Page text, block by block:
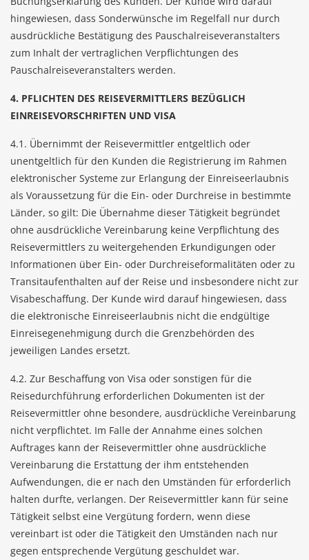
hingewiesen, dass Sonderwünsche im Regelfall nur durch
ausdrückliche Bestätigung des Pauschalreiseveranstalters
zum Inhalt der vertraglichen Verpflichtungen des
Pauschalreiseveranstalters werden.
4. PFLICHTEN DES REISEVERMITTLERS BEZÜGLICH
EINREISEVORSCHRIFTEN UND VISA
4.1. Übernimmt der Reisevermittler entgeltlich oder
unentgeltlich für den Kunden die Registrierung im Rahmen
elektronischer Systeme zur Erlangung der Einreiseerlaubnis
als Voraussetzung für die Ein- oder Durchreise in bestimmte
Länder, so gilt: Die Übernahme dieser Tätigkeit begründet
ohne ausdrückliche Vereinbarung keine Verpflichtung des
Reisevermittlers zu weitergehenden Erkundigungen oder
Informationen über Ein- oder Durchreiseformalitäten oder zu
Transitaufenthalten auf der Reise und insbesondere nicht zur
Visabeschaffung. Der Kunde wird darauf hingewiesen, dass
die elektronische Einreiseerlaubnis nicht die endgültige
Einreisegenehmigung durch die Grenzbehörden des
jeweiligen Landes ersetzt.
4.2. Zur Beschaffung von Visa oder sonstigen für die
Reisedurchführung erforderlichen Dokumenten ist der
Reisevermittler ohne besondere, ausdrückliche Vereinbarung
nicht verpflichtet. Im Falle der Annahme eines solchen
Auftrages kann der Reisevermittler ohne ausdrückliche
Vereinbarung die Erstattung der ihm entstehenden
Aufwendungen, die er nach den Umständen für erforderlich
halten durfte, verlangen. Der Reisevermittler kann für seine
Tätigkeit selbst eine Vergütung fordern, wenn diese
vereinbart ist oder die Tätigkeit den Umständen nach nur
gegen entsprechende Vergütung geschuldet war.